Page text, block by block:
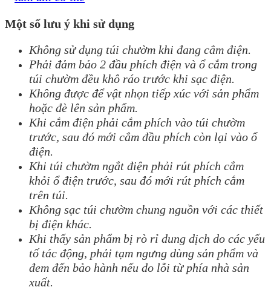
Một số lưu ý khi sử dụng
Không sử dụng túi chườm khi đang cắm điện.
Phải đảm bảo 2 đầu phích điện và ổ cắm trong
túi chườm đều khô ráo trước khi sạc điện.
Không được để vật nhọn tiếp xúc với sản phẩm
hoặc đè lên sản phẩm.
Khi cắm điện phải cắm phích vào túi chườm
trước, sau đó mới cắm đầu phích còn lại vào ổ
điện.
Khi túi chườm ngắt điện phải rút phích cắm
khỏi ổ điện trước, sau đó mới rút phích cắm
trên túi.
Không sạc túi chườm chung nguồn với các thiết
bị điện khác.
Khi thấy sản phẩm bị rò rỉ dung dịch do các yếu
tố tác động, phải tạm ngưng dùng sản phẩm và
đem đến bảo hành nếu do lỗi từ phía nhà sản
xuất.